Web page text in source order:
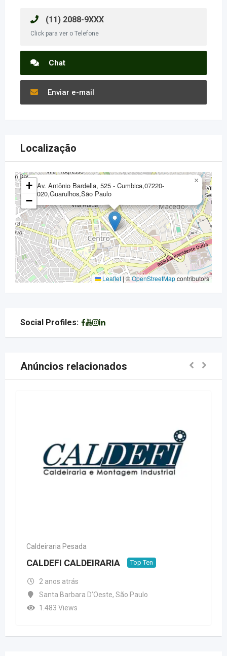
(11) 2088-9XXX
Click para ver o Telefone
Chat
Enviar e-mail
Localização
Av. Antônio Bardella, 525 - Cumbica,07220-
020,Guarulhos,São Paulo
×
+
−
Leaflet | ©OpenStreetMapcontributors
Social Profiles:
Anúncios relacionados
Caldeiraria Pesada
CALDEFI CALDEIRARIA Top Ten
2 anos atrás
Santa Barbara D’Oeste, São Paulo
1.483 Views